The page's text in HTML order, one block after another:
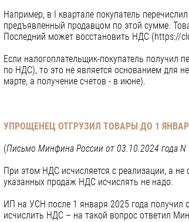
Например, в I квартале покупатель
предъявленный продавцом по этой сумме.
Последний может восстановить НДС (https://
Если налогоплательщик-покупатель получил
по НДС), то это не является основанием для
марте, а получение счетов - в июне).
УПРОЩЕНЕЦ ОТГРУЗИЛ ТОВАРЫ ДО 1
(Письмо Минфина России от 03.10.2024 года
При этом НДС исчисляется с реализации, а
указанных продаж НДС исчислять не надо.
ИП на УСН после 1 января 2025 года получил
исчислить НДС – на такой вопрос ответил